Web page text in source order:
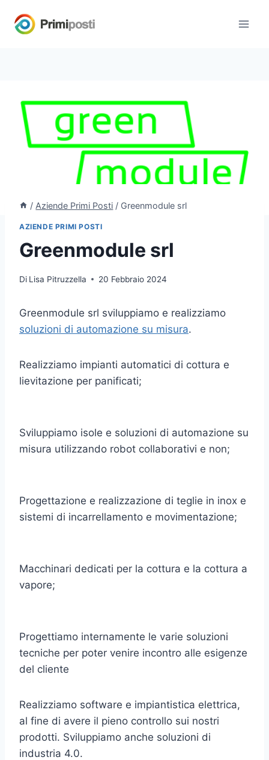
/ Aziende Primi Posti / Greenmodule srl
AZIENDE PRIMI POSTI
Greenmodule srl
Di Lisa Pitruzzella 20 Febbraio 2024
Greenmodule srl sviluppiamo e realizziamo
soluzioni di automazione su misura.
Realizziamo impianti automatici di cottura e
lievitazione per panificati;
Sviluppiamo isole e soluzioni di automazione su
misura utilizzando robot collaborativi e non;
Progettazione e realizzazione di teglie in inox e
sistemi di incarrellamento e movimentazione;
Macchinari dedicati per la cottura e la cottura a
vapore;
Progettiamo internamente le varie soluzioni
tecniche per poter venire incontro alle esigenze
del cliente
Realizziamo software e impiantistica elettrica,
al fine di avere il pieno controllo sui nostri
prodotti. Sviluppiamo anche soluzioni di
industria 4.0.